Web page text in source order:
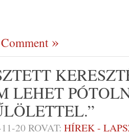
LEHET
20ROVAT: HÍREK -